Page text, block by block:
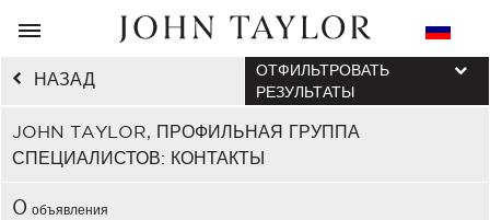
НАЗАД
JOHN TAYLOR, ПРОФИЛЬНАЯ ГРУППА
СПЕЦИАЛИСТОВ: КОНТАКТЫ
ОТФИЛЬТРОВАТЬ
РЕЗУЛЬТАТЫ
0 объявления